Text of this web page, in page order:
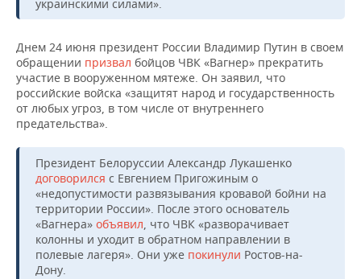
КИБЕРСПОРТ
ФИГУРНОЕ КАТАНИЕ
ВОДНЫЕ ВИДЫ СПОРТА
ХОККЕЙ С МЯЧОМ
КУЛЬТУРА
МЕДИЦИНА
ОБРАЗОВАНИЕ
ПРОИСШЕСТВИЯ
СПИСОК КОМПАНИЙ
украинскими силами».
Днем 24 июня президент России Владимир Путин в своем
обращении призвал бойцов ЧВК «Вагнер» прекратить
участие в вооруженном мятеже. Он заявил, что
российские войска «защитят народ и государственность
от любых угроз, в том числе от внутреннего
предательства».
Президент Белоруссии Александр Лукашенко
договорился с Евгением Пригожиным о
«недопустимости развязывания кровавой бойни на
территории России». После этого основатель
«Вагнера» объявил, что ЧВК «разворачивает
колонны и уходит в обратном направлении в
полевые лагеря». Они уже покинули Ростов-на-
Дону.